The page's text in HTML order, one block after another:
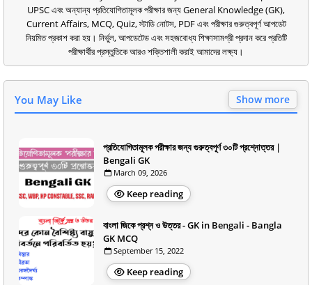
UPSC এবং অন্যান্য প্রতিযোগিতামূলক পরীক্ষার জন্য General Knowledge (GK),
Current Affairs, MCQ, Quiz, স্টাডি নোটস, PDF এবং পরীক্ষার গুরুত্বপূর্ণ আপডেট
নিয়মিত প্রকাশ করা হয়। নির্ভুল, আপডেটেড এবং সহজবোধ্য শিক্ষাসামগ্রী প্রদান করে প্রতিটি
পরীক্ষার্থীর প্রস্তুতিকে আরও শক্তিশালী করাই আমাদের লক্ষ্য।
You May Like Show more
প্রতিযোগিতামূলক পরীক্ষার জন্য গুরুত্বপূর্ণ ৩০টি প্রশ্নোত্তর |
Bengali GK
March 09, 2026
Keep reading
বাংলা জিকে প্রশ্ন ও উত্তর - GK in Bengali - Bangla
GK MCQ
September 15, 2022
Keep reading